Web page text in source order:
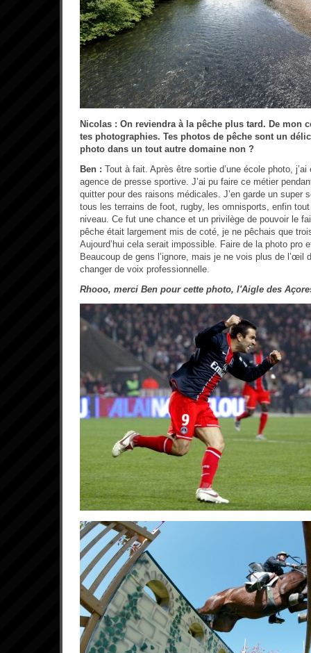
Nicolas : On reviendra à la pêche plus tard. De mon
tes photographies. Tes photos de pêche sont un
photo dans un tout autre domaine non ?
Ben : Tout à fait. Après être sortie d’une école photo,
agence de presse sportive. J’ai pu faire ce métier
quitter pour des raisons médicales. J’en garde un super
tous les terrains de foot, rugby, les omnisports, enfin
niveau. Ce fut une chance et un privilège de pouvoir le
pêche était largement mis de coté, je ne pêchais que
Aujourd’hui cela serait impossible. Faire de la photo pro
Beaucoup de gens l’ignore, mais je ne vois plus de l’œil
changer de voix professionnelle.
Rhooo, merci Ben pour cette photo, l'Aigle des